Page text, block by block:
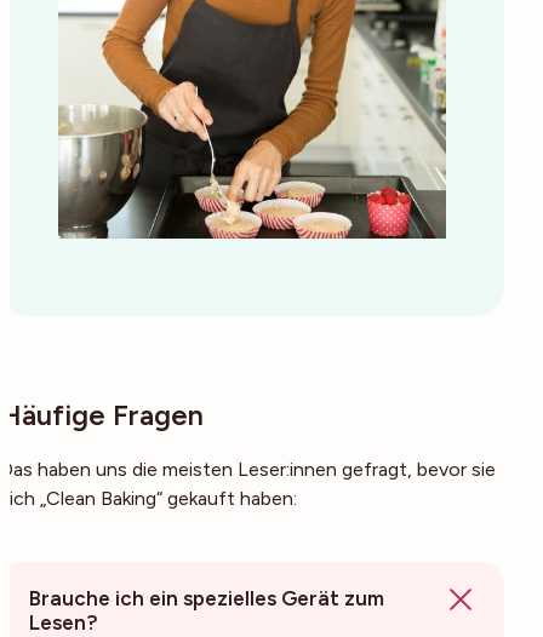
Häufige Fragen
Das haben uns die meisten Leser:innen gefragt, bevor sie
sich „Clean Baking“ gekauft haben:
Brauche ich ein spezielles Gerät zum
Lesen?